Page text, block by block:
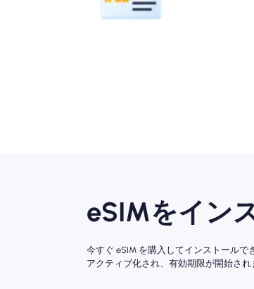
ータパッケージから選択します。
手動でのアクティベーションが必要
eSIMをイン
今すぐ eSIM を購入してインストール
アクティブ化され、有効期限が開始され